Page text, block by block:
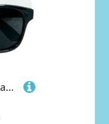
Songelt Weihnachtsbrille Urlaub Brille Rahmen Party Dekoration Zubehör Kostüm Brille Urlaub Zubehör Foto Requisiten Bühnenauftritte Requisiten